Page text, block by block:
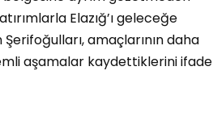
Elazığ’ı geleceğe
amaçlarının daha
aşamalar kaydettiklerini ifade